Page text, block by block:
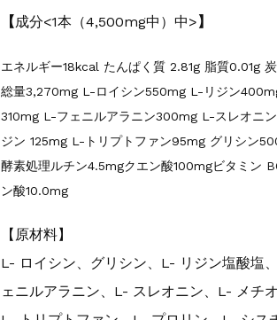
【成分<1本（4,500mg中）中> 】
エネルギー18kcal たんぱく質 2.81g 脂質0.01g
総量3,270mg L-ロイシン550mg L-リジン
310mg L-フェニルアラニン300mg L-スレオニ
ジン 125mg L-トリプトファン95mg グリシン
酵素処理ルチン4.5mgクエン酸100mgビタミン
ン酸10.0mg
【原材料】
L- ロイシン、グリシン、L- リジン塩酸塩
ェニルアラニン、L- スレオニン、L- メチ